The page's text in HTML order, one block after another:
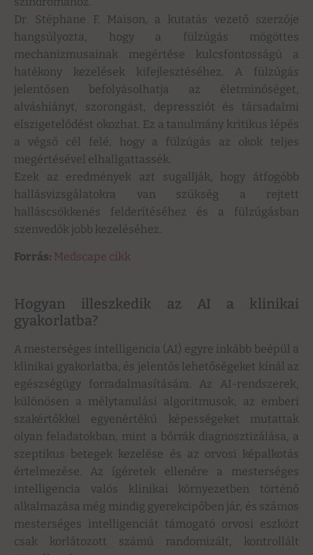
Dr. Stéphane F. Maison, a kutatás vezető szerzője
hangsúlyozta, hogy a fülzúgás mögöttes
mechanizmusainak megértése kulcsfontosságú a
hatékony kezelések kifejlesztéséhez. A fülzúgás
jelentősen befolyásolhatja az életminőséget,
alváshiányt, szorongást, depressziót és társadalmi
elszigetelődést okozhat. Ez a tanulmány kritikus lépés
a végső cél felé, hogy a fülzúgás az okok teljes
megértésével elhallgattassék.
Ezek az eredmények azt sugallják, hogy átfogóbb
hallásvizsgálatokra van szükség a rejtett
halláscsökkenés felderítéséhez és a fülzúgásban
szenvedők jobb kezeléséhez.
Forrás: Medscape cikk
Hogyan illeszkedik az AI a klinikai
gyakorlatba?
A mesterséges intelligencia (AI) egyre inkább beépül a
klinikai gyakorlatba, és jelentős lehetőségeket kínál az
egészségügy forradalmasítására. Az AI-rendszerek,
különösen a mélytanulási algoritmusok, az emberi
szakértőkkel egyenértékű képességeket mutattak
olyan feladatokban, mint a bőrrák diagnosztizálása, a
szeptikus betegek kezelése és az orvosi képalkotás
értelmezése. Az ígéretek ellenére a mesterséges
intelligencia valós klinikai környezetben történő
alkalmazása még mindig gyerekcipőben jár, és számos
mesterséges intelligenciát támogató orvosi eszközt
csak korlátozott számú randomizált, kontrollált